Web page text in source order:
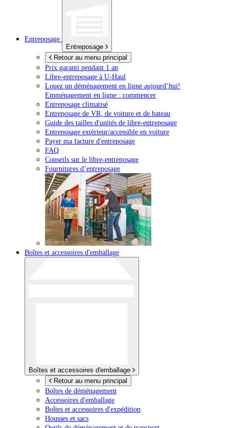
Entreposage
Entreposage
Retour au menu principal
Prix garanti pendant 1 an
Libre-entreposage à U-Haul
Louez un déménagement en ligne aujourd’hui!
Emménagement en ligne : commencer
Entreposage climatisé
Entreposage de VR, de voiture et de bateau
Guide des tailles d'unités de libre-entreposage
Entreposage extérieur/accessible en voiture
Payer ma facture d'entreposage
FAQ
Conseils sur le libre-entreposage
Fournitures d’entreposage
Boîtes et accessoires d'emballage
Boîtes et accessoires d'emballage
Retour au menu principal
Boîtes de déménagement
Accessoires d'emballage
Boîtes et accessoires d'expédition
Housses et sacs